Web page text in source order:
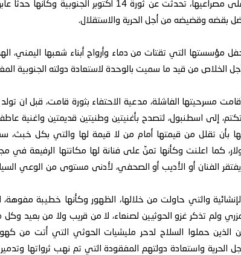
التي فُتحت على مصراعيها، تحدثت عن ثورة 14
بقضه وقضيضه من أجل الحرية والاستقلال.
مؤسستها التي تقتات من دماء وأرواح أبناء شعبها اليمني،
الخلاص من قيد ما سميت بالوحدة لاستعادة دولته الجنوبية
مسرحيتها الفاشلة، مدعية الاحتفاء بثورة قامت، قبل
إلى اسطنبول، لتصدح بأغنيتين وطنيتين قديمتين واغنية
بأن تقلل من قيمتها أمام من لا قيمة لها والتي بكل خبث،
كما اعلنت وكأنها تمنّ على فنانة لها مكانتها الرفيعة في
يفتقر الفنان أو الأديب أو الصحفي، لأدنى مستوى من الوعي
والتي حاولت من خلالها، الظهور وكأنها خطيبة مفوهة،
ولم تذكر غزو الحوثيين لصنعاء، لا من قريب ولا من بعيد
الذين حملوا السلاح لدحر مليشيات الحوثي التي أتت من
الحرية واستعادة دولتهم المفقودة التي تم نهب ثرواتها